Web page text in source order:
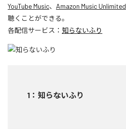
YouTube Music、 Amazon Music Unlimited
聴くことができる。
各配信サービス： 知らないふり
1 ： 知らないふり